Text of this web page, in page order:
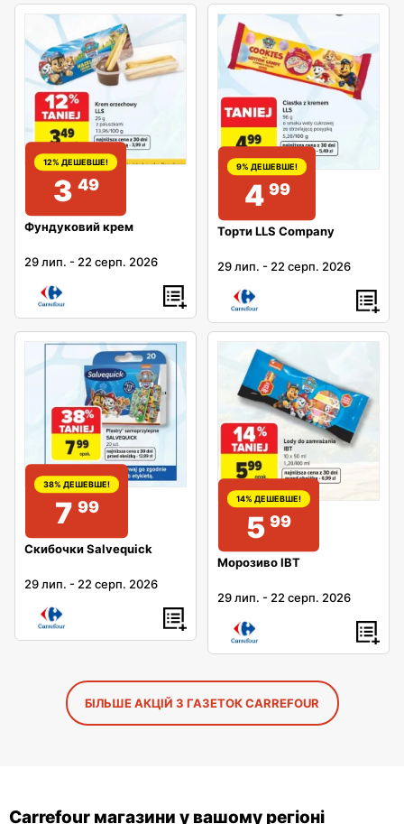
12% ДЕШЕВШЕ!
3 49
Фундуковий крем
29 лип. - 22 серп. 2026
9% ДЕШЕВШЕ!
4 99
Торти LLS Company
29 лип. - 22 серп. 2026
38% ДЕШЕВШЕ!
7 99
Скибочки Salvequick
29 лип. - 22 серп. 2026
14% ДЕШЕВШЕ!
5 99
Морозиво IBT
29 лип. - 22 серп. 2026
БІЛЬШЕ АКЦІЙ З ГАЗЕТОК CARREFOUR
Carrefour магазини у вашому регіоні